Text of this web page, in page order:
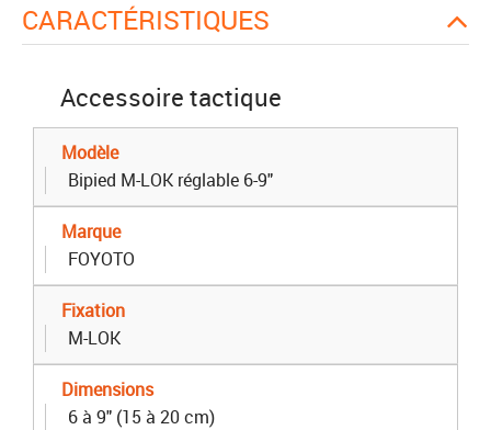
CARACTÉRISTIQUES
Accessoire tactique
Modèle
Bipied M-LOK réglable 6-9"
Marque
FOYOTO
Fixation
M-LOK
Dimensions
6 à 9" (15 à 20 cm)